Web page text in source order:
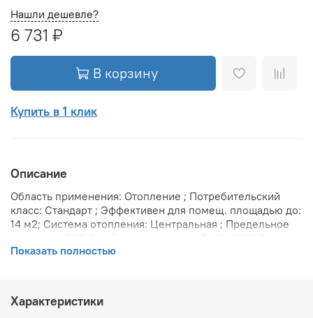
Нашли дешевле?
6 731 ₽
В корзину
Купить в 1 клик
Описание
Область применения: Отопление ; Потребительский
класс: Стандарт ; Эффективен для помещ. площадью до:
14 м2; Система отопления: Центральная ; Предельное
Теплоотдача при Δt 60: 1056 Вт; Теплоотдача при Δt 50:
теплоносителя: 110 °С; Межосевое расстояние: 500 мм;
Давление опрессовки: 45 бар; Объем воды в радиаторе:
Показать полностью
Характеристики